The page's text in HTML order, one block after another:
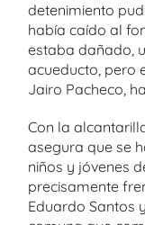
detenimiento
había caído al
estaba dañado,
acueducto, pero
Jairo Pacheco,
Con la
asegura que se
niños y jóvenes
precisamente
Eduardo Santos